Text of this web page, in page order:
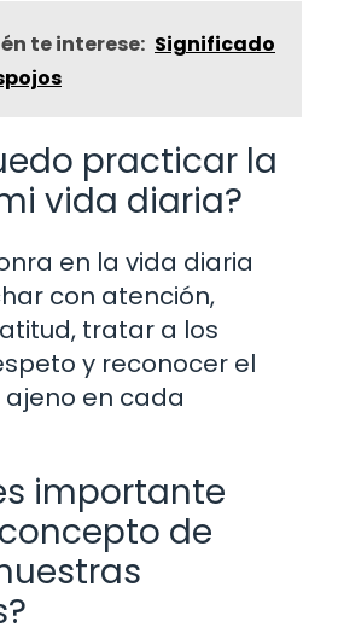
te interese: Significado
practicar la
vida diaria?
en la vida diaria
con atención,
tratar a los
y reconocer el
en cada
importante
de